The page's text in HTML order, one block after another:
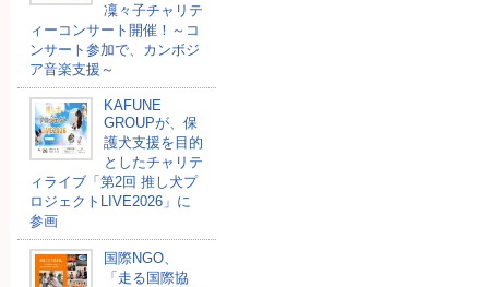
凜々子チャリテ
ィーコンサート開催！～コ
ンサート参加で、カンボジ
ア音楽支援～
KAFUNE
GROUPが、保
護犬支援を目的
としたチャリテ
ィライブ「第2回 推し犬プ
ロジェクトLIVE2026」に
参画
国際NGO、
「走る国際協